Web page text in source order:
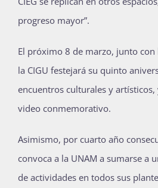
progreso mayor”.
El próximo 8 de marzo, junto con
la CIGU festejará su quinto
encuentros culturales y artísticos,
video conmemorativo.
Asimismo, por cuarto año
convoca a la UNAM a sumarse a
de actividades en todos sus